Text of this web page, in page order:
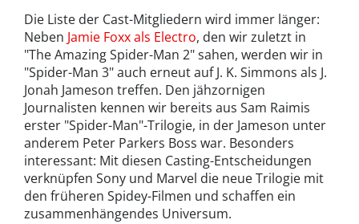
Die Liste der Cast-Mitgliedern wird immer länger:
Neben Jamie Foxx als Electro, den wir zuletzt in
"The Amazing Spider-Man 2" sahen, werden wir in
"Spider-Man 3" auch erneut auf J. K. Simmons als J.
Jonah Jameson treffen. Den jähzornigen
Journalisten kennen wir bereits aus Sam Raimis
erster "Spider-Man"-Trilogie, in der Jameson unter
anderem Peter Parkers Boss war. Besonders
interessant: Mit diesen Casting-Entscheidungen
verknüpfen Sony und Marvel die neue Trilogie mit
den früheren Spidey-Filmen und schaffen ein
zusammenhängendes Universum.